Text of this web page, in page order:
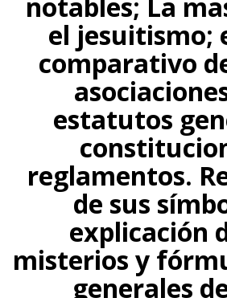
notables; La
el jesuitismo;
comparativo
estatutos
reglamentos.
de sus
explicación
misterios y
generales